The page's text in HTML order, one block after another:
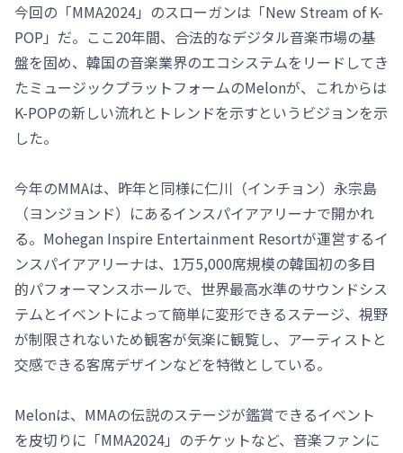
今回の「MMA2024」のスローガンは「New Stream of K-
POP」だ。ここ20年間、合法的なデジタル音楽市場の基
盤を固め、韓国の音楽業界のエコシステムをリードしてき
たミュージックプラットフォームのMelonが、これからは
K-POPの新しい流れとトレンドを示すというビジョンを示
した。
今年のMMAは、昨年と同様に仁川（インチョン）永宗島
（ヨンジョンド）にあるインスパイアアリーナで開かれ
る。Mohegan Inspire Entertainment Resortが運営するイ
ンスパイアアリーナは、1万5,000席規模の韓国初の多目
的パフォーマンスホールで、世界最高水準のサウンドシス
テムとイベントによって簡単に変形できるステージ、視野
が制限されないため観客が気楽に観覧し、アーティストと
交感できる客席デザインなどを特徴としている。
Melonは、MMAの伝説のステージが鑑賞できるイベント
を皮切りに「MMA2024」のチケットなど、音楽ファンに